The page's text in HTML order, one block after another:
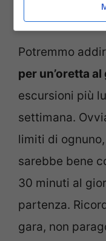
100 pedalate
Potremmo
per un’oretta
escursioni più
settimana.
limiti di
sarebbe bene
30 minuti al
partenza.
gara, non